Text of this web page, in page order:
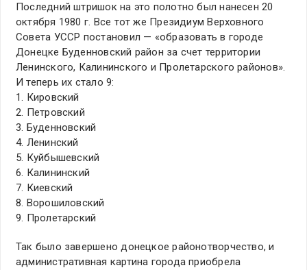
Последний штришок на это полотно был нанесен 20
октября 1980 г. Все тот же Президиум Верховного
Совета УССР постановил — «образовать в городе
Донецке Буденновский район за счет территории
Ленинского, Калининского и Пролетарского районов».
И теперь их стало 9:
1. Кировский
2. Петровский
3. Буденновский
4. Ленинский
5. Куйбышевский
6. Калининский
7. Киевский
8. Ворошиловский
9. Пролетарский
Так было завершено донецкое районотворчество, и
административная картина города приобрела